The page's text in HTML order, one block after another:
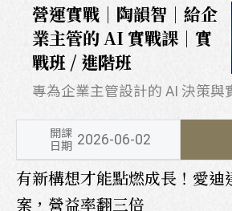
營運實戰｜陶韻智｜給企
業主管的 AI 實戰課｜實
戰班 / 進階班
專為企業主管設計的 AI 決策與
開課
日期 2026-06-02
有新構想才能點燃成長！愛迪
案，營益率翻三倍